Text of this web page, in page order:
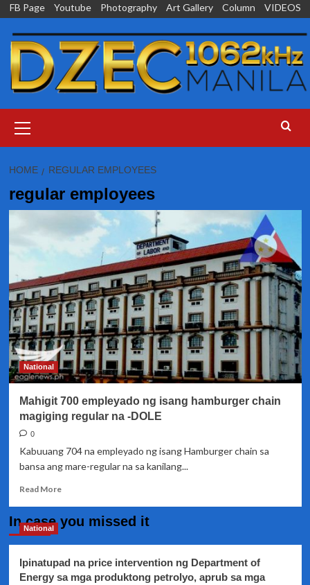
Skip
content
FB Page Youtube Photography Art Gallery Column VIDEOS
Menu
HOME REGULAR EMPLOYEES
regular employees
National
Mahigit 700 empleyado ng isang hamburger chain
magiging regular na -DOLE
0
Kabuuang 704 na empleyado ng isang Hamburger chain sa
bansa ang mare-regular na sa kanilang...
Read MoreRead
Mahigit
ng
isang
In case you missed it
National
Ipinatupad na price intervention ng Department of
Energy sa mga produktong petrolyo, aprub sa mga